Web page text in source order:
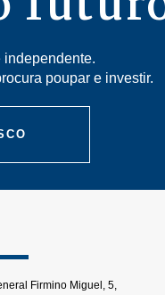
independente.
poupar e investir.
Firmino Miguel, 5,